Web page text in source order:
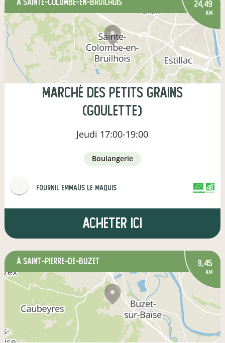
à Sainte-Colombe-en-Bruilhois 24,49
km
Marché des Petits Grains
(Goulette)
Jeudi 17:00-19:00
boulangerie
Fournil Emmaüs Le Maquis
Acheter ici
à Saint-Pierre-de-Buzet 9,45
km